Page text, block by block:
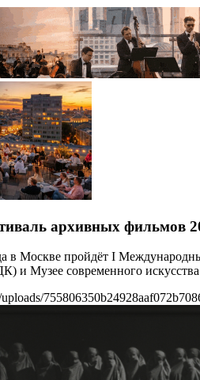
архивных фильмов
в Москве пройдёт I
и Музее современного